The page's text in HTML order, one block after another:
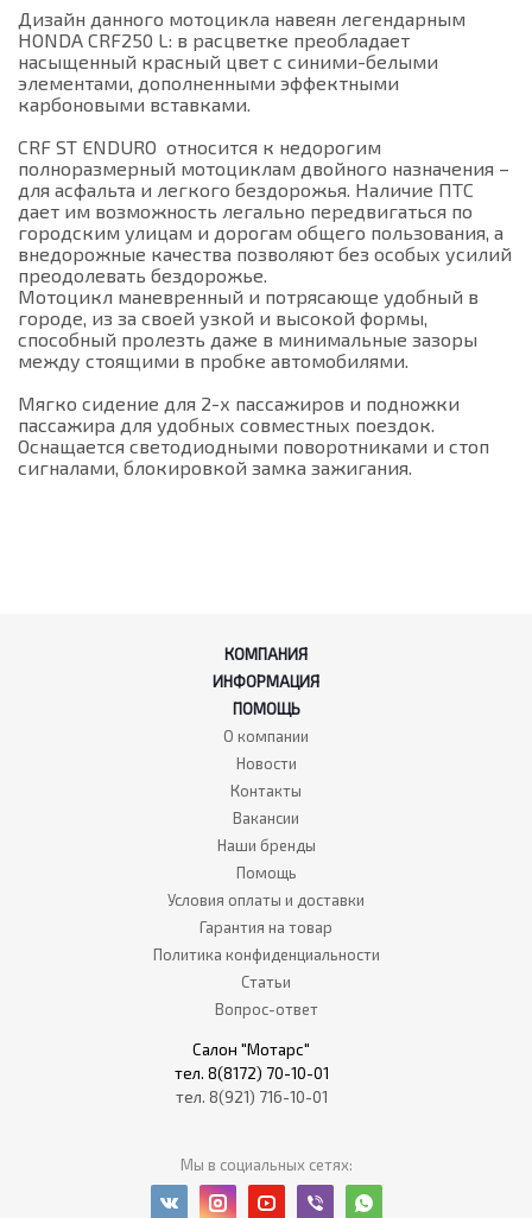
Дизайн данного мотоцикла навеян легендарным
HONDA CRF250 L: в расцветке преобладает
насыщенный красный цвет с синими-белыми
элементами, дополненными эффектными
карбоновыми вставками.
CRF ST ENDURO относится к недорогим
полноразмерный мотоциклам двойного назначения –
для асфальта и легкого бездорожья. Наличие ПТС
дает им возможность легально передвигаться по
городским улицам и дорогам общего пользования, а
внедорожные качества позволяют без особых усилий
преодолевать бездорожье.
Мотоцикл маневренный и потрясающе удобный в
городе, из за своей узкой и высокой формы,
способный пролезть даже в минимальные зазоры
между стоящими в пробке автомобилями.
Мягко сидение для 2-х пассажиров и подножки
пассажира для удобных совместных поездок.
Оснащается светодиодными поворотниками и стоп
сигналами, блокировкой замка зажигания.
КОМПАНИЯ
ИНФОРМАЦИЯ
ПОМОЩЬ
О компании
Новости
Контакты
Вакансии
Наши бренды
Помощь
Условия оплаты и доставки
Гарантия на товар
Политика конфиденциальности
Статьи
Вопрос-ответ
Салон "Мотарс"
тел. 8(8172) 70-10-01
тел. 8(921) 716-10-01
Мы в социальных сетях: